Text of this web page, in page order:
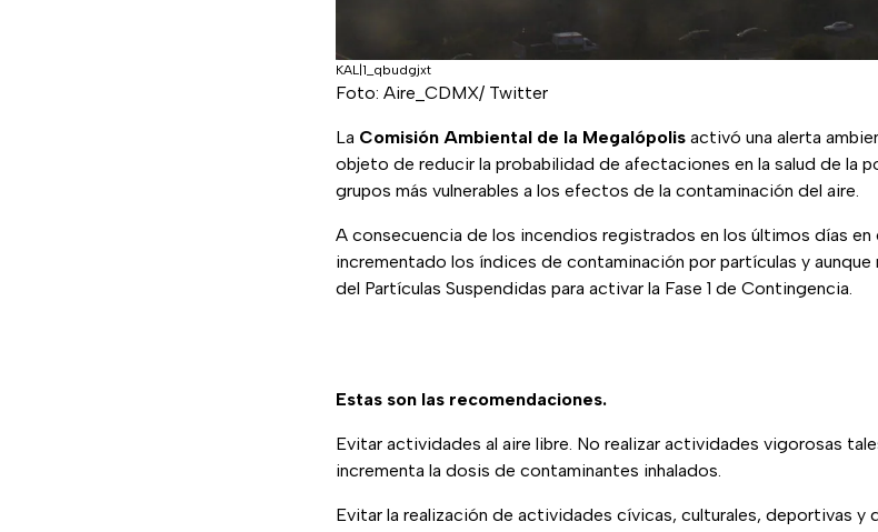
KAL|1_qbudgjxt
Foto: Aire_CDMX/ Twitter
La Comisión Ambiental de la Megalópolis activó una alerta
objeto de reducir la probabilidad de afectaciones en la salud de la
grupos más vulnerables a los efectos de la contaminación del aire.
A consecuencia de los incendios registrados en los últimos días en
incrementado los índices de contaminación por partículas y aunque
del Partículas Suspendidas para activar la Fase 1 de Contingencia.
Estas son las recomendaciones.
Evitar actividades al aire libre. No realizar actividades vigorosas
incrementa la dosis de contaminantes inhalados.
Evitar la realización de actividades cívicas, culturales, deportivas y